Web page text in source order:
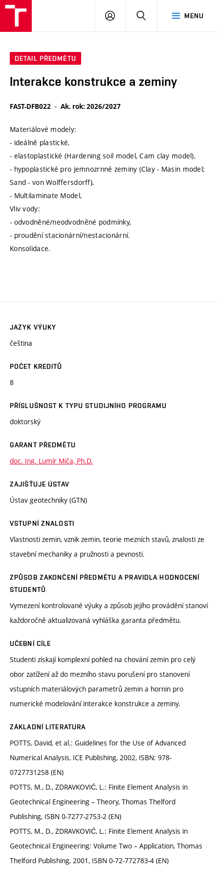
MENU
PŘIHLÁSIT
DETAIL PŘEDMĚTU
Interakce konstrukce a zeminy
FAST-DFB022 Ak. rok: 2026/2027
Materiálové modely:
- ideálně plastické,
- elastoplastické (Hardening soil model, Cam clay model),
- hypoplastické pro jemnozrnné zeminy (Clay - Masin model;
Sand - von Wolffersdorff),
- Multilaminate Model,
Vliv vody:
- odvodněné/neodvodněné podmínky,
- proudění stacionární/nestacionární.
Konsolidace.
JAZYK VÝUKY
čeština
POČET KREDITŮ
8
PŘÍSLUŠNOST K TYPU STUDIJNÍHO PROGRAMU
doktorský
GARANT PŘEDMĚTU
doc. Ing. Lumír Miča, Ph.D.
ZAJIŠŤUJE ÚSTAV
Ústav geotechniky (GTN)
VSTUPNÍ ZNALOSTI
Vlastnosti zemin, vznik zemin, teorie mezních stavů, znalosti ze
stavební mechaniky a pružnosti a pevnosti.
ZPŮSOB ZAKONČENÍ PŘEDMĚTU A PRAVIDLA HODNOCENÍ
STUDENTŮ
Vymezení kontrolované výuky a způsob jejího provádění stanoví
každoročně aktualizovaná vyhláška garanta předmětu.
UČEBNÍ CÍLE
Studenti získají komplexní pohled na chování zemin pro celý
obor zatížení až do mezního stavu porušení pro stanovení
vstupních materiálových parametrů zemin a hornin pro
numerické modelování interakce konstrukce a zeminy.
ZÁKLADNÍ LITERATURA
POTTS, David, et al.: Guidelines for the Use of Advanced
Numerical Analysis, ICE Publishing, 2002, ISBN: 978-
0727731258 (EN)
POTTS, M., D., ZDRAVKOVIĆ, L.: Finite Element Analysis in
Geotechnical Engineering – Theory, Thomas Thelford
Publishing, ISBN 0-7277-2753-2 (EN)
POTTS, M., D., ZDRAVKOVIĆ, L.: Finite Element Analysis in
Geotechnical Engineering: Volume Two – Application, Thomas
Thelford Publishing, 2001, ISBN 0-72-772783-4 (EN)